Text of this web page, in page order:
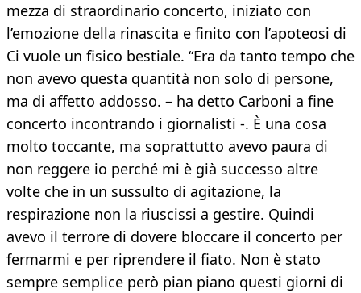
mezza di straordinario concerto, iniziato con
l’emozione della rinascita e finito con l’apoteosi di
Ci vuole un fisico bestiale. “Era da tanto tempo che
non avevo questa quantità non solo di persone,
ma di affetto addosso. – ha detto Carboni a fine
concerto incontrando i giornalisti -. È una cosa
molto toccante, ma soprattutto avevo paura di
non reggere io perché mi è già successo altre
volte che in un sussulto di agitazione, la
respirazione non la riuscissi a gestire. Quindi
avevo il terrore di dovere bloccare il concerto per
fermarmi e per riprendere il fiato. Non è stato
sempre semplice però pian piano questi giorni di